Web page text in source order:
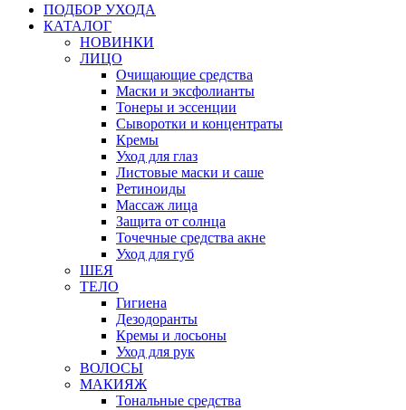
ПОДБОР УХОДА
КАТАЛОГ
НОВИНКИ
ЛИЦО
Очищающие средства
Маски и эксфолианты
Тонеры и эссенции
Сыворотки и концентраты
Кремы
Уход для глаз
Листовые маски и саше
Ретиноиды
Массаж лица
Защита от солнца
Точечные средства акне
Уход для губ
ШЕЯ
ТЕЛО
Гигиена
Дезодоранты
Кремы и лосьоны
Уход для рук
ВОЛОСЫ
МАКИЯЖ
Тональные средства